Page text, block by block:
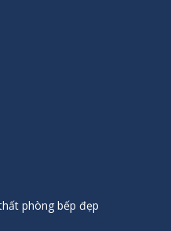
phòng bếp đẹp